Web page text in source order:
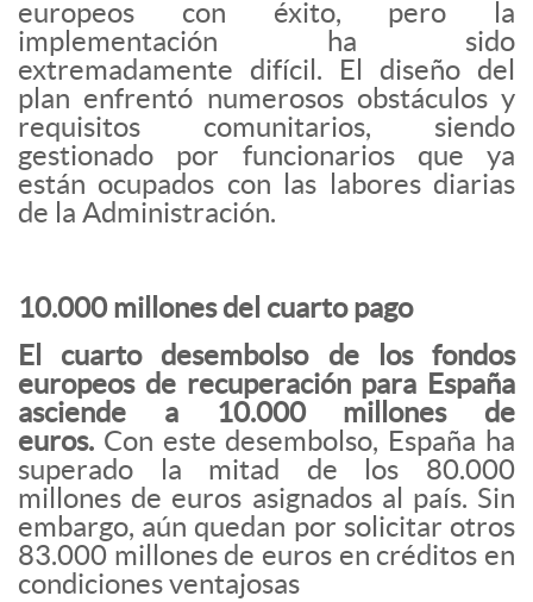
europeos con éxito, pero la
implementación ha sido
extremadamente difícil. El diseño del
plan enfrentó numerosos obstáculos y
requisitos comunitarios, siendo
gestionado por funcionarios que ya
están ocupados con las labores diarias
de la Administración.
10.000 millones del cuarto pago
El cuarto desembolso de los fondos
europeos de recuperación para España
asciende a 10.000 millones de
euros. Con este desembolso, España ha
superado la mitad de los 80.000
millones de euros asignados al país. Sin
embargo, aún quedan por solicitar otros
83.000 millones de euros en créditos en
condiciones ventajosas